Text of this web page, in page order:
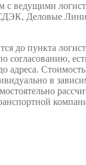
с ведущими
Деловые
до пункта
согласованию,
адреса.
в